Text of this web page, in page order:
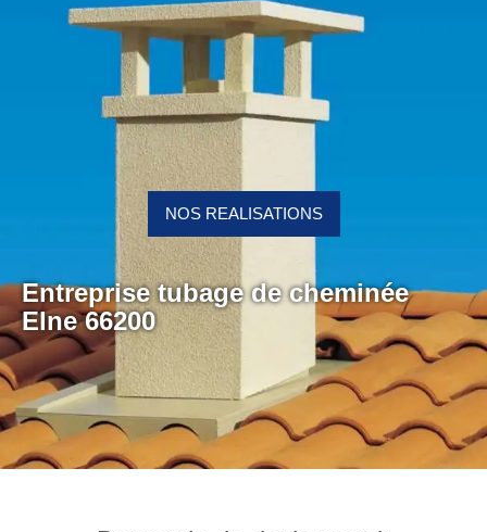
Entreprise tubage de cheminée
Elne 66200
NOS REALISATIONS